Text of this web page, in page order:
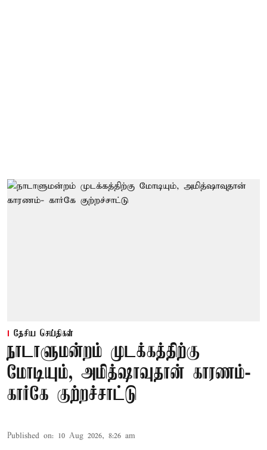
தேசிய செய்திகள்
நாடாளுமன்றம் முடக்கத்திற்கு
மோடியும், அமித்ஷாவுதான் காரணம்-
கார்கே குற்றச்சாட்டு
Published on: 10 Aug 2026, 8:26 am